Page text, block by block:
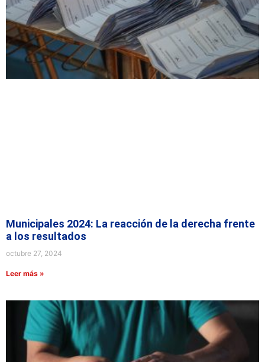
Municipales 2024: La reacción de la derecha frente
a los resultados
octubre 27, 2024
Leer más »